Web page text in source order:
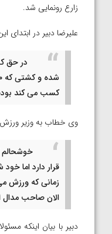
زارع رونمایی شد.
علیرضا دبیر در ابتدای
کسب می کند
وی خطاب به وزیر
خوشحالم
قرار دارد اما
زمانی که ورزش
الان صاحب مدال
دبیر با بیان اینکه